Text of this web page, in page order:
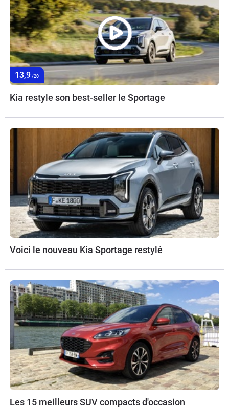
13,9 /20
Kia restyle son best-seller le Sportage
Voici le nouveau Kia Sportage restylé
Les 15 meilleurs SUV compacts d'occasion